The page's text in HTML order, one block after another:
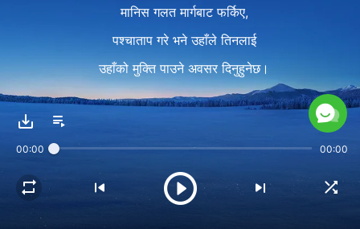
मानिस गलत मार्गबाट फर्किए,
पश्चाताप गरे भने उहाँले तिनलाई
उहाँको मुक्ति पाउने अवसर दिनुहुनेछ।
पद २
मानिसलाई तिनले नबुझेका सबै मार्ग
र रहस्यहरू खोलिदिनेछ।
यसले मानिसलाई उहाँको इच्छा र
00:00 00:00